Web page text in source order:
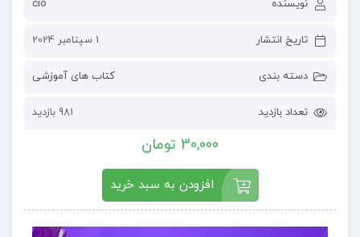
نویسنده cio
تاریخ انتشار 1 سپتامبر 2024
دسته بندی کتاب های آموزشی
تعداد بازدید 981 بازدید
30,000 تومان
افزودن به سبد خرید